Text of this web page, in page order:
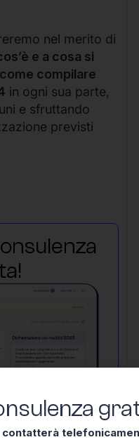
nel merito di
e a cosa si
come compilare
in ogni sua parte,
e sfruttando
previsti